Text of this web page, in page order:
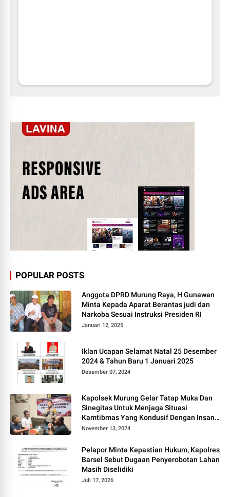
POPULAR POSTS
Anggota DPRD Murung Raya, H Gunawan
Minta Kepada Aparat Berantas judi dan
Narkoba Sesuai Instruksi Presiden RI
Januari 12, 2025
Iklan Ucapan Selamat Natal 25 Desember
2024 & Tahun Baru 1 Januari 2025
Desember 07, 2024
Kapolsek Murung Gelar Tatap Muka Dan
Sinegitas Untuk Menjaga Situasi
Kamtibmas Yang Kondusif Dengan Insan
Pers
November 13, 2024
Pelapor Minta Kepastian Hukum, Kapolres
Barsel Sebut Dugaan Penyerobotan Lahan
Masih Diselidiki
Juli 17, 2026